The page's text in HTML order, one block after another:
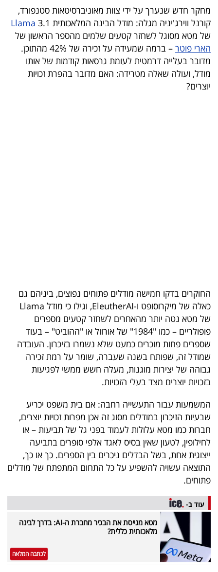
עסקי
ספורט
קריירה
ולימודים
מינויים
הכלכלי
פודקאסט
40
UNDER
40
שיתופי
פעולה
דרושים
ניוזלטרים
אדום
מחקר חדש שנערך על ידי צוות מאוניברסיטאות סטנפורד,
קורנל ווירג'יניה מגלה: מודל הבינה המלאכותית
Llama 3.1
של מטא מסוגל לשחזר קטעים שלמים מהספר הראשון של
הארי פוטר
– ברמה שמעידה על זכירה של 42% מהתוכן.
מדובר בעלייה דרמטית לעומת גרסאות קודמות של אותו
מודל, ועולה שאלה מטרידה: האם מדובר בהפרת זכויות
יוצרים?
החוקרים בדקו חמישה מודלים פתוחים נפוצים, ביניהם גם
כאלה של מיקרוסופט ו-EleutherAI, וגילו כי מודל Llama
של מטא נטה יותר מהאחרים לשחזר קטעים מספרים
פופולריים – כמו "1984" של אורוול או "ההוביט" – בעוד
שספרים פחות מוכרים כמעט שלא נשמרו בזיכרון. העובדה
שמודל זה, שפותח בשנה שעברה, שומר על רמת זכירה
גבוהה של יצירות מוגנות, מעלה חשש ממשי לפגיעות
בזכויות יוצרים מצד בעלי הזכויות.
המשמעות עבור התעשייה רחבה: אם בית משפט יכריע
שבעיות הזיכרון במודלים מסוג זה אכן מפרות זכויות יוצרים,
חברות כמו מטא עלולות לעמוד בפני גל של תביעות – או
לחילופין, לטעון שאין בסיס לאגד אלפי סופרים בתביעה
ייצוגית אחת, בשל הבדלים ניכרים בין הספרים. כך או כך,
התוצאה עשויה להשפיע על כל התחום המתפתח של מודלים
פתוחים.
עוד ב-
מטא מגייסת את הבכיר מחברת ה-AI: בדרך לבינה
מלאכותית כללית?
לכתבה המלאה